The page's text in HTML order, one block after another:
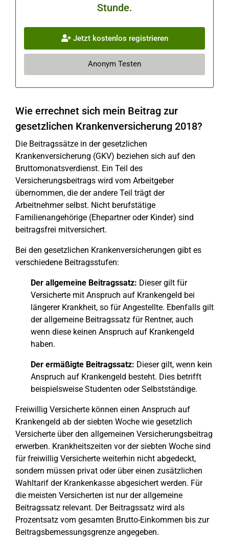
Stunde.
Jetzt kostenlos registrieren
Anonym Testen
Wie errechnet sich mein Beitrag zur
gesetzlichen Krankenversicherung 2018?
Die Beitragssätze in der gesetzlichen
Krankenversicherung (GKV) beziehen sich auf den
Bruttomonatsverdienst. Ein Teil des
Versicherungsbeitrags wird vom Arbeitgeber
übernommen, die der andere Teil trägt der
Arbeitnehmer selbst. Nicht berufstätige
Familienangehörige (Ehepartner oder Kinder) sind
beitragsfrei mitversichert.
Bei den gesetzlichen Krankenversicherungen gibt es
verschiedene Beitragsstufen:
Der allgemeine Beitragssatz: Dieser gilt für
Versicherte mit Anspruch auf Krankengeld bei
längerer Krankheit, so für Angestellte. Ebenfalls gilt
der allgemeine Beitragssatz für Rentner, auch
wenn diese keinen Anspruch auf Krankengeld
haben.
Der ermäßigte Beitragssatz: Dieser gilt, wenn kein
Anspruch auf Krankengeld besteht. Dies betrifft
beispielsweise Studenten oder Selbstständige.
Freiwillig Versicherte können einen Anspruch auf
Krankengeld ab der siebten Woche wie gesetzlich
Versicherte über den allgemeinen Versicherungsbeitrag
erwerben. Krankheitszeiten vor der siebten Woche sind
für freiwillig Versicherte weiterhin nicht abgedeckt,
sondern müssen privat oder über einen zusätzlichen
Wahltarif der Krankenkasse abgesichert werden. Für
die meisten Versicherten ist nur der allgemeine
Beitragssatz relevant. Der Beitragssatz wird als
Prozentsatz vom gesamten Brutto-Einkommen bis zur
Beitragsbemessungsgrenze angegeben.